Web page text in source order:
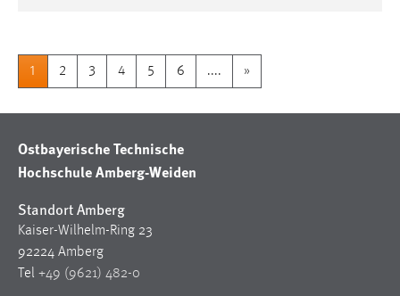
1 2 3 4 5 6 .... »
Ostbayerische Technische
Hochschule Amberg-Weiden
Standort Amberg
Kaiser-Wilhelm-Ring 23
92224 Amberg
Tel +49 (9621) 482-0